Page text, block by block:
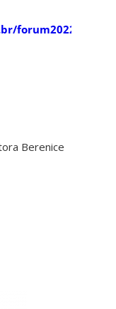
forum2022/.
Berenice